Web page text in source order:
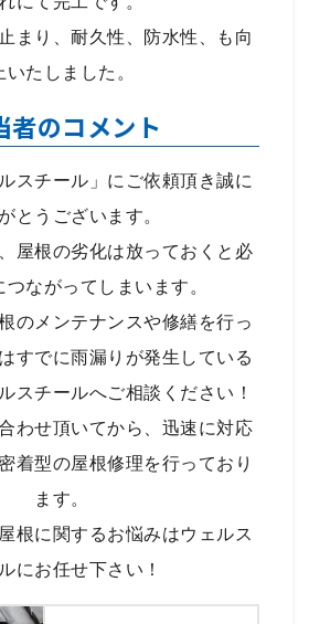
まり、耐久性、防水性、も向
いたしました。
者のコメント
スチール」にご依頼頂き誠に
とうございます。
屋根の劣化は放っておくと必
ながってしまいます。
のメンテナンスや修繕を行っ
すでに雨漏りが発生している
スチールへご相談ください！
わせ頂いてから、迅速に対応
着型の屋根修理を行っており
ます。
根に関するお悩みはウェルス
にお任せ下さい！